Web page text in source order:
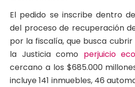
El pedido se inscribe dentro
del proceso de recuperación
por la fiscalía, que busca
la Justicia como perjuicio
cercano a los $685.000
incluye 141 inmuebles, 46